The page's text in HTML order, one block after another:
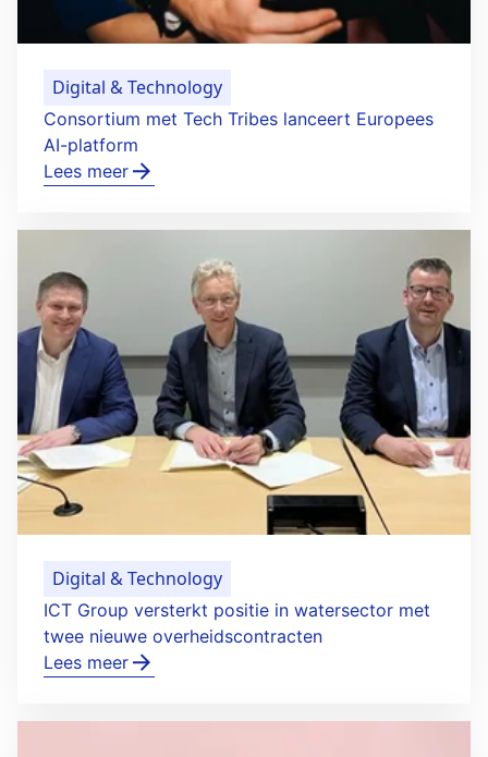
Digital & Technology
Consortium met Tech Tribes lanceert Europees
AI-platform
Lees meer
Digital & Technology
ICT Group versterkt positie in watersector met
twee nieuwe overheidscontracten
Lees meer